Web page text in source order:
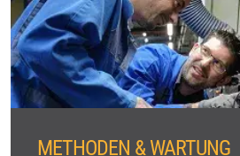
METHODEN & WARTUNG